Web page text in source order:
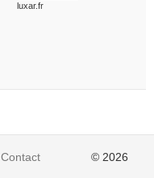
luxar.fr
Contact © 2026